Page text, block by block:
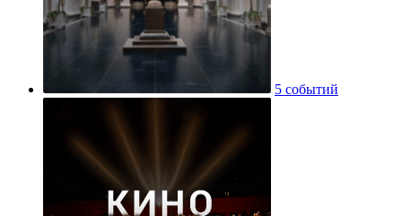
5 событий